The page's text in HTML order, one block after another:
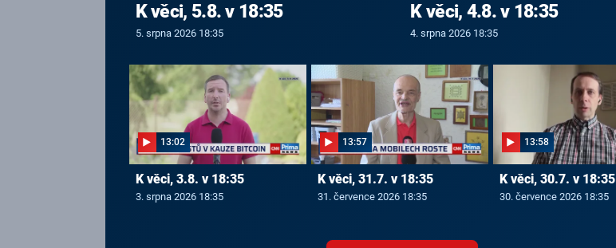
K věci, 5.8. v 18:35
5. srpna 2026 18:35
K věci, 4.8. v 18:35
4. srpna 2026 18:35
13:02
K věci, 3.8. v 18:35
3. srpna 2026 18:35
13:57
K věci, 31.7. v 18:35
31. července 2026 18:35
13:58
K věci, 30.7. v 18:35
30. července 2026 18:35